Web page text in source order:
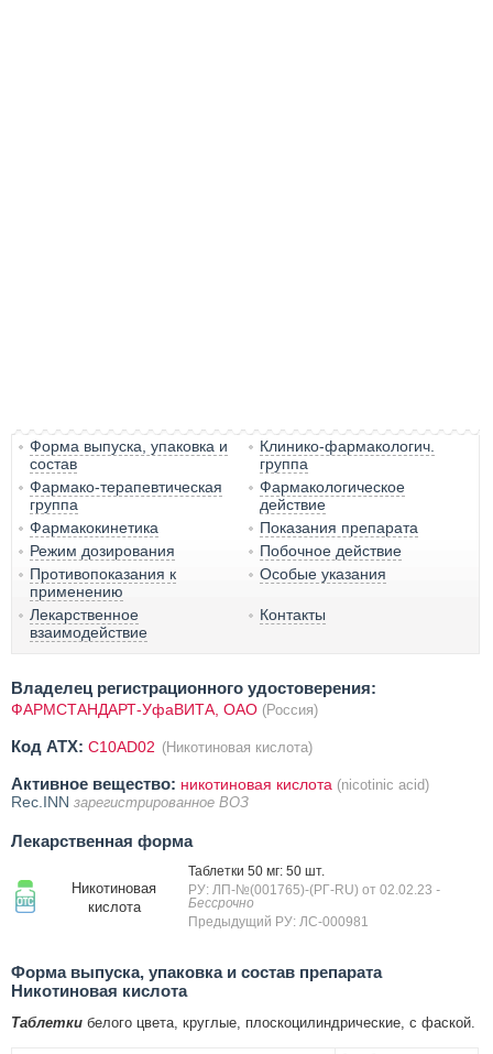
Форма выпуска, упаковка и
состав
Клинико-фармакологич.
группа
Фармако-терапевтическая
группа
Фармакологическое
действие
Фармакокинетика
Показания препарата
Режим дозирования
Побочное действие
Противопоказания к
применению
Особые указания
Лекарственное
взаимодействие
Контакты
Владелец регистрационного удостоверения:
ФАРМСТАНДАРТ-УфаВИТА, ОАО (Россия)
Код ATX: C10AD02 (Никотиновая кислота)
Активное вещество: никотиновая кислота (nicotinic acid)
Rec.INN зарегистрированное ВОЗ
Лекарственная форма
Никотиновая
кислота
Таблетки 50 мг: 50 шт.
РУ: ЛП-№(001765)-(РГ-RU) от 02.02.23 -
Бессрочно
Предыдущий РУ: ЛС-000981
Форма выпуска, упаковка и состав препарата
Никотиновая кислота
Таблетки белого цвета, круглые, плоскоцилиндрические, с фаской.